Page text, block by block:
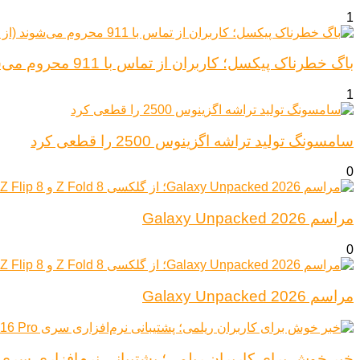
1
باگ خطرناک پیکسل؛ کاربران از تماس با 911 محروم می‌شوند (از پیکسل ۶ تا ۱۰)
1
سامسونگ تولید تراشه اگزینوس 2500 را قطعی کرد
0
مراسم Galaxy Unpacked 2026
0
مراسم Galaxy Unpacked 2026